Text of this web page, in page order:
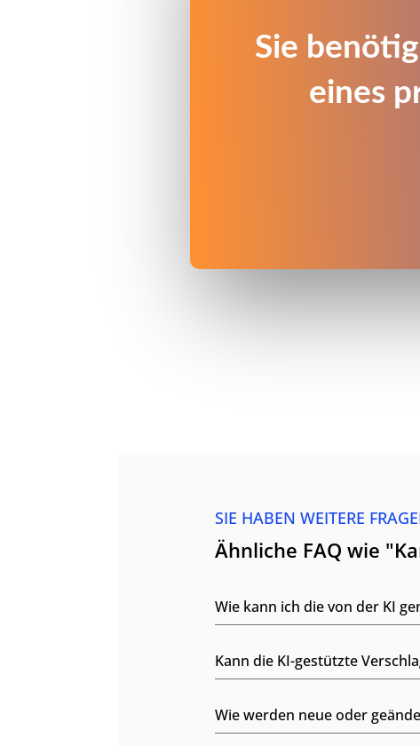
Sie
eines
SIE HABEN WEITERE
Ähnliche FAQ wie
Wie kann ich die von der KI
Kann die KI-gestützte
Wie werden neue oder